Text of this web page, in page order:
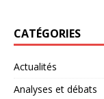
CATÉGORIES
Actualités
Analyses et débats